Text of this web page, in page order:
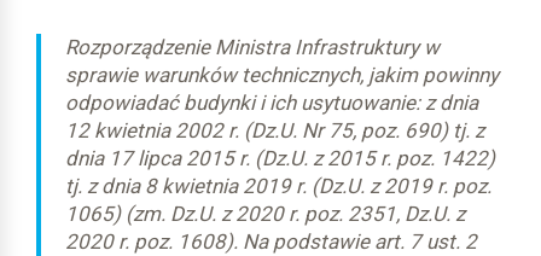
B+C
Rozporządzenie Ministra Infrastruktury w
sprawie warunków technicznych, jakim powinny
odpowiadać budynki i ich usytuowanie: z dnia
12 kwietnia 2002 r. (Dz.U. Nr 75, poz. 690) tj. z
dnia 17 lipca 2015 r. (Dz.U. z 2015 r. poz. 1422)
tj. z dnia 8 kwietnia 2019 r. (Dz.U. z 2019 r. poz.
1065) (zm. Dz.U. z 2020 r. poz. 2351, Dz.U. z
2020 r. poz. 1608). Na podstawie art. 7 ust. 2